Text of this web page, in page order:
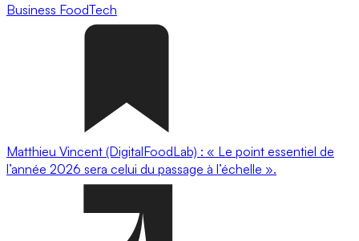
Business FoodTech
Matthieu Vincent (DigitalFoodLab) : « Le point essentiel de
l’année 2026 sera celui du passage à l’échelle ».